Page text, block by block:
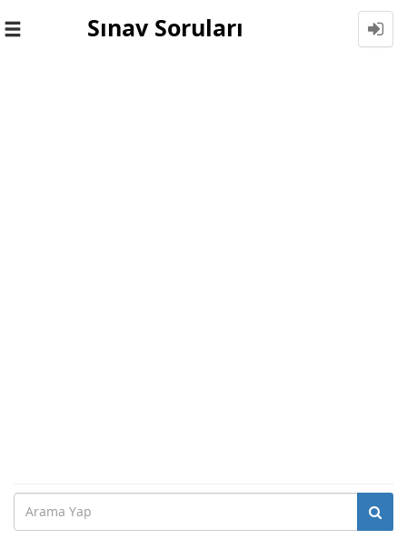
Toggle
Sınav Soruları